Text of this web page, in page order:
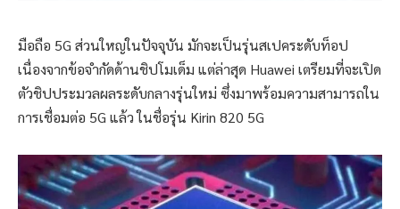
มือถือ 5G ส่วนใหญ่ในปัจจุบัน มักจะเป็นรุ่นสเปคระดับท็อป
เนื่องจากข้อจำกัดด้านชิปโมเด็ม แต่ล่าสุด Huawei เตรียมที่จะเปิด
ตัวชิปประมวลผลระดับกลางรุ่นใหม่ ซึ่งมาพร้อมความสามารถใน
การเชื่อมต่อ 5G แล้ว ในชื่อรุ่น Kirin 820 5G